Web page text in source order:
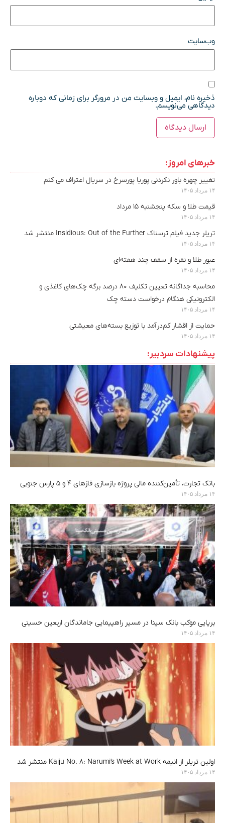
وب‌سایت
ذخیره نام، ایمیل و وبسایت من در مرورگر برای زمانی که دوباره
دیدگاهی می‌نویسم.
خبرهای امروز:
تغییر چهره باور نکردنی پوریا پورسرخ در سریال اعتراف می کنم
۱۴ مرداد ۱۴۰۵
قیمت طلا و سکه پنجشنبه ۱۵ مرداد
۱۴ مرداد ۱۴۰۵
تریلر جدید فیلم ترسناک Insidious: Out of the Further منتشر شد
۱۴ مرداد ۱۴۰۵
عبور طلا و نقره از سقف چند هفته‌ای
۱۴ مرداد ۱۴۰۵
محاسبه جداگانه تعیین تکلیف ۸۰ درصد برگه چک‌های کاغذی و
الکترونیکی هنگام درخواست دسته چک
۱۴ مرداد ۱۴۰۵
حمایت از اقشار کم‌درآمد با توزیع بسته‌های معیشتی
۱۴ مرداد ۱۴۰۵
پیشنهادات سردبیر:
بانک تجارت، تأمین‌کننده مالی پروژه بازسازی فازهای ۴ و ۵ پارس جنوبی
۱۴ مرداد ۱۴۰۵
برپایی موکب بانک سینا در مسیر راهپیمایی جاماندگان اربعین حسینی
۱۴ مرداد ۱۴۰۵
اولین تریلر از انیمه Kaiju No. 8: Narumi’s Week at Work منتشر شد
۱۴ مرداد ۱۴۰۵